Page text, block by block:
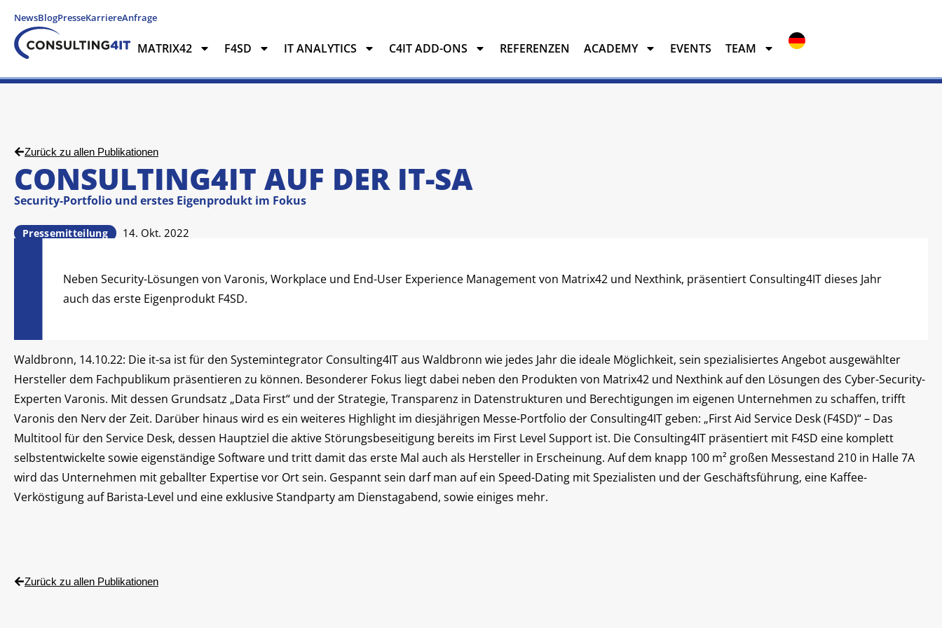
NewsBlogPresseKarriereAnfrage
MATRIX42 F4SD IT ANALYTICS C4IT ADD-ONS REFERENZEN ACADEMY EVENTS TEAM
Zurück zu allen Publikationen
CONSULTING4IT AUF DER IT-SA
Security-Portfolio und erstes Eigenprodukt im Fokus
Pressemitteilung 14. Okt. 2022
Neben Security-Lösungen von Varonis, Workplace und End-User Experience Management von Matrix42 und Nexthink, präsentiert Consulting4IT dieses Jahr
auch das erste Eigenprodukt F4SD.
Waldbronn, 14.10.22: Die it-sa ist für den Systemintegrator Consulting4IT aus Waldbronn wie jedes Jahr die ideale Möglichkeit, sein spezialisiertes Angebot ausgewählter
Hersteller dem Fachpublikum präsentieren zu können. Besonderer Fokus liegt dabei neben den Produkten von Matrix42 und Nexthink auf den Lösungen des Cyber-Security-
Experten Varonis. Mit dessen Grundsatz „Data First“ und der Strategie, Transparenz in Datenstrukturen und Berechtigungen im eigenen Unternehmen zu schaffen, trifft
Varonis den Nerv der Zeit. Darüber hinaus wird es ein weiteres Highlight im diesjährigen Messe-Portfolio der Consulting4IT geben: „First Aid Service Desk (F4SD)“ – Das
Multitool für den Service Desk, dessen Hauptziel die aktive Störungsbeseitigung bereits im First Level Support ist. Die Consulting4IT präsentiert mit F4SD eine komplett
selbstentwickelte sowie eigenständige Software und tritt damit das erste Mal auch als Hersteller in Erscheinung. Auf dem knapp 100 m² großen Messestand 210 in Halle 7A
wird das Unternehmen mit geballter Expertise vor Ort sein. Gespannt sein darf man auf ein Speed-Dating mit Spezialisten und der Geschäftsführung, eine Kaffee-
Verköstigung auf Barista-Level und eine exklusive Standparty am Dienstagabend, sowie einiges mehr.
Zurück zu allen Publikationen